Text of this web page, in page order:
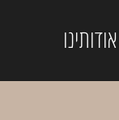
אודותינו